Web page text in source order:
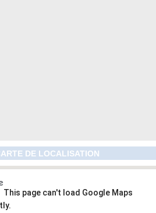
DE LOCALISATION
This page can't load Google Maps